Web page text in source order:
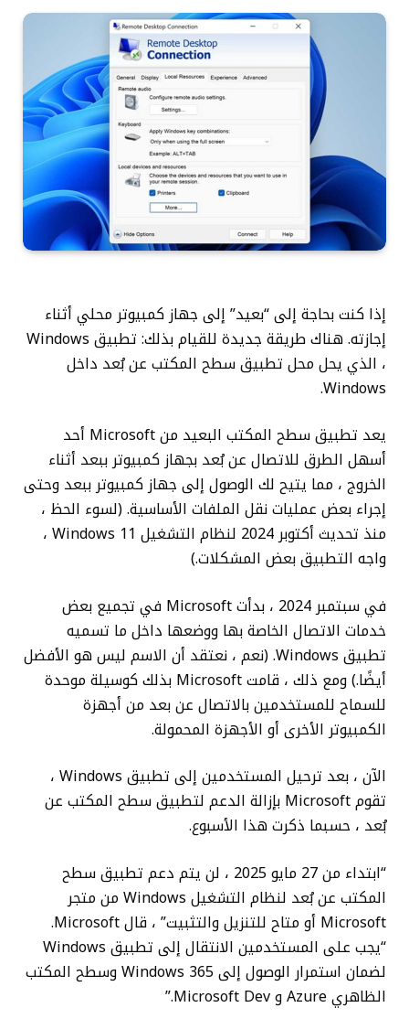
إذا كنت بحاجة إلى “بعيد” إلى جهاز كمبيوتر محلي أثناء
إجازته. هناك طريقة جديدة للقيام بذلك: تطبيق Windows
، الذي يحل محل تطبيق سطح المكتب عن بُعد داخل
Windows.
يعد تطبيق سطح المكتب البعيد من Microsoft أحد
أسهل الطرق للاتصال عن بُعد بجهاز كمبيوتر ببعد أثناء
الخروج ، مما يتيح لك الوصول إلى جهاز كمبيوتر ببعد وحتى
إجراء بعض عمليات نقل الملفات الأساسية. (لسوء الحظ ،
منذ تحديث أكتوبر 2024 لنظام التشغيل Windows 11 ،
واجه التطبيق بعض المشكلات.)
في سبتمبر 2024 ، بدأت Microsoft في تجميع بعض
خدمات الاتصال الخاصة بها ووضعها داخل ما تسميه
تطبيق Windows. (نعم ، نعتقد أن الاسم ليس هو الأفضل
أيضًا.) ومع ذلك ، قامت Microsoft بذلك كوسيلة موحدة
للسماح للمستخدمين بالاتصال عن بعد من أجهزة
الكمبيوتر الأخرى أو الأجهزة المحمولة.
الآن ، بعد ترحيل المستخدمين إلى تطبيق Windows ،
تقوم Microsoft بإزالة الدعم لتطبيق سطح المكتب عن
بُعد ، حسبما ذكرت هذا الأسبوع.
“ابتداء من 27 مايو 2025 ، لن يتم دعم تطبيق سطح
المكتب عن بُعد لنظام التشغيل Windows من متجر
Microsoft أو متاح للتنزيل والتثبيت” ، قال Microsoft.
“يجب على المستخدمين الانتقال إلى تطبيق Windows
لضمان استمرار الوصول إلى Windows 365 وسطح المكتب
الظاهري Azure و Microsoft Dev.”